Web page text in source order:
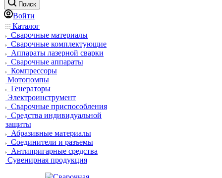
Поиск
Войти
Каталог
Сварочные материалы
Сварочные комплектующие
Аппараты лазерной сварки
Сварочные аппараты
Компрессоры
Мотопомпы
Генераторы
Электроинструмент
Сварочные приспособления
Средства индивидуальной
защиты
Абразивные материалы
Соединители и разъемы
Антипригарные средства
Сувенирная продукция